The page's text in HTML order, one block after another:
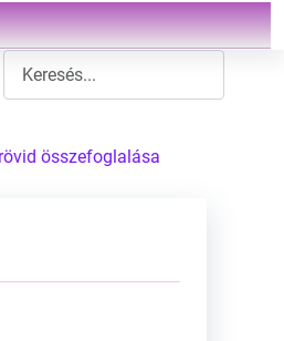
összefoglalása